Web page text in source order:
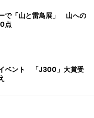
で「山と雷鳥展」 山への
点
ベント 「J300」大賞受